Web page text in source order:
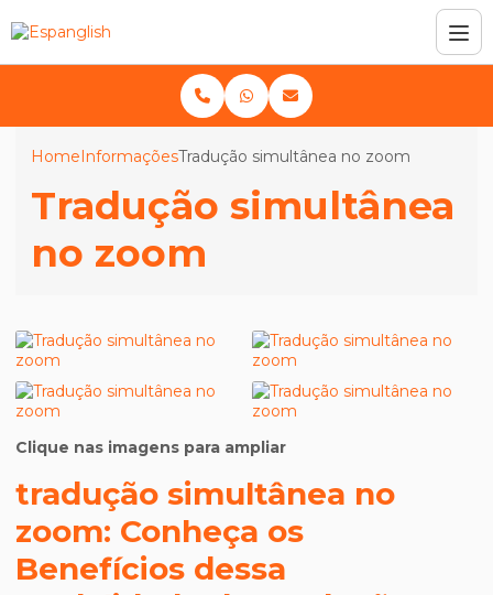
HomeInformaçõesTradução simultânea no zoom
Tradução simultânea
no zoom
Clique nas imagens para ampliar
tradução simultânea no
zoom: Conheça os
Benefícios dessa